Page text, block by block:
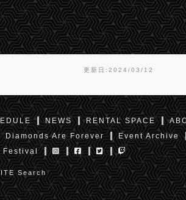
更新日:2024/03/12
NEWS RENTAL SPACE
Diamonds Are Forever Event Archive
Festival
Search